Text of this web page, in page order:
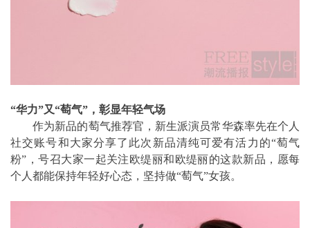
“华力”又“萄气”，彰显年轻气场
作为新品的萄气推荐官，新生派演员常华森率先在个人
社交账号和大家分享了此次新品清纯可爱有活力的“萄气
粉”，号召大家一起关注欧缇丽和欧缇丽的这款新品，愿每
个人都能保持年轻好心态，坚持做“萄气”女孩。